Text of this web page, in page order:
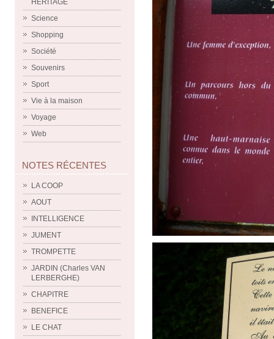
HERITAGE
Science
Shopping
Société
Souvenirs
Sport
Vie à la maison
Voyage
Web
NOTES RÉCENTES
LA COOP
AOUT
INTELLIGENCE
JUMENT
TROMPETTE
JARDIN (Charles VAN
LERBERGHE)
CHAPITRE
BENEFICE
LE CHAT